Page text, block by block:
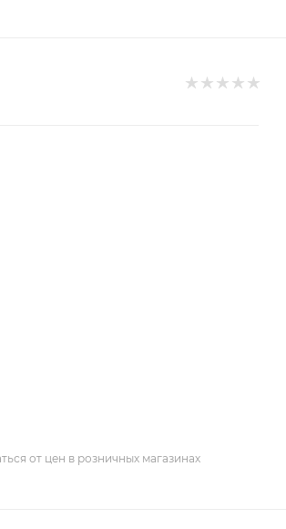
от цен в розничных магазинах